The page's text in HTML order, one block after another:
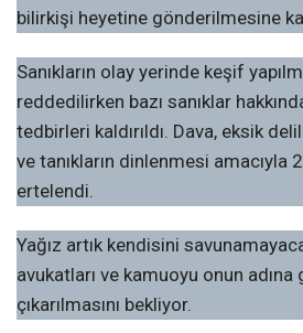
bilirkişi heyetine gönderilmesine
Sanıkların olay yerinde keşif
reddedilirken bazı sanıklar
tedbirleri kaldırıldı. Dava, eksik
ve tanıkların dinlenmesi amacıyla
ertelendi.
Yağız artık kendisini
avukatları ve kamuoyu onun
çıkarılmasını bekliyor.